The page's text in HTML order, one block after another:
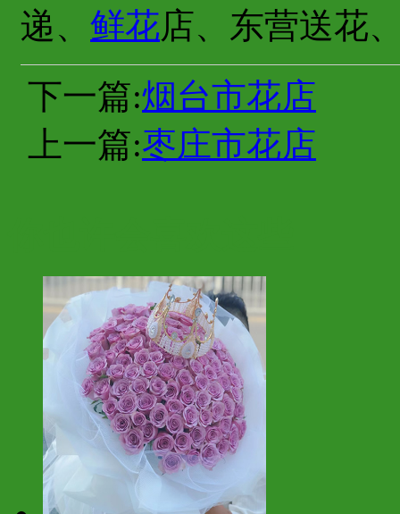
递、 鲜花店、东营送花
下一篇:烟台市花店
上一篇:枣庄市花店